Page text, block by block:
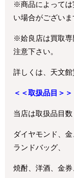
※商品によっては
い場合がございま
※姶良店は買取専
注意下さい。
詳しくは、天文
＜＜取扱品目＞＞
当店は取扱品目
ダイヤモンド、
ランドバッグ、
焼酎、洋酒、金券